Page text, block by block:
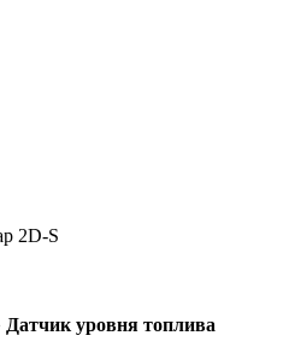
2D-S
Датчик уровня топлива